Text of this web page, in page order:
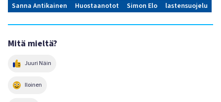
Sanna Antikainen Huostaanotot Simon Elo lastensuojelu
Mitä mieltä?
Juuri Näin
Iloinen